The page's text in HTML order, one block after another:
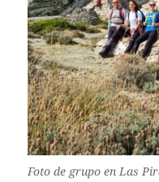
Foto de grupo en Las